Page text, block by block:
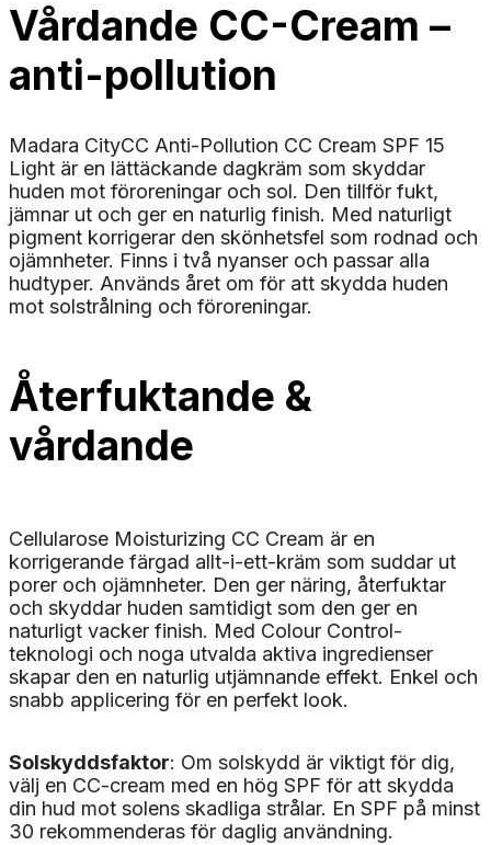
Vårdande CC-Cream –
anti-pollution
Madara CityCC Anti-Pollution CC Cream SPF 15
Light är en lättäckande dagkräm som skyddar
huden mot föroreningar och sol. Den tillför fukt,
jämnar ut och ger en naturlig finish. Med naturligt
pigment korrigerar den skönhetsfel som rodnad och
ojämnheter. Finns i två nyanser och passar alla
hudtyper. Används året om för att skydda huden
mot solstrålning och föroreningar.
Återfuktande &
vårdande
Cellularose Moisturizing CC Cream är en
korrigerande färgad allt-i-ett-kräm som suddar ut
porer och ojämnheter. Den ger näring, återfuktar
och skyddar huden samtidigt som den ger en
naturligt vacker finish. Med Colour Control-
teknologi och noga utvalda aktiva ingredienser
skapar den en naturlig utjämnande effekt. Enkel och
snabb applicering för en perfekt look.
Solskyddsfaktor: Om solskydd är viktigt för dig,
välj en CC-cream med en hög SPF för att skydda
din hud mot solens skadliga strålar. En SPF på minst
30 rekommenderas för daglig användning.